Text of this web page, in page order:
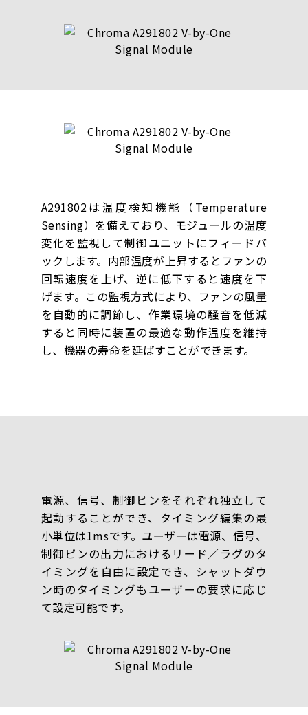
A291802は温度検知機能（Temperature
Sensing）を備えており、モジュールの温度
変化を監視して制御ユニットにフィードバ
ックします。内部温度が上昇するとファンの
回転速度を上げ、逆に低下すると速度を下
げます。この監視方式により、ファンの風量
を自動的に調節し、作業環境の騒音を低減
すると同時に装置の最適な動作温度を維持
し、機器の寿命を延ばすことができます。
電源、信号、制御ピンをそれぞれ独立して
起動することができ、タイミング編集の最
小単位は1msです。ユーザーは電源、信号、
制御ピンの出力におけるリード／ラグのタ
イミングを自由に設定でき、シャットダウ
ン時のタイミングもユーザーの要求に応じ
て設定可能です。